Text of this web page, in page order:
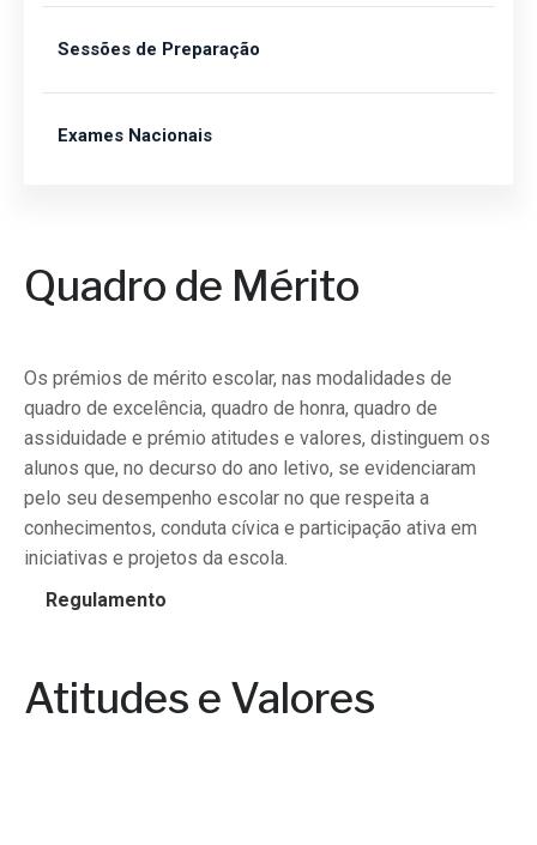
Quadro de Mérito
Os prémios de mérito escolar, nas modalidades de
quadro de excelência, quadro de honra, quadro de
assiduidade e prémio atitudes e valores, distinguem os
alunos que, no decurso do ano letivo, se evidenciaram
pelo seu desempenho escolar no que respeita a
conhecimentos, conduta cívica e participação ativa em
iniciativas e projetos da escola.
Regulamento
Atitudes e Valores
Sessões de Preparação
Exames Nacionais